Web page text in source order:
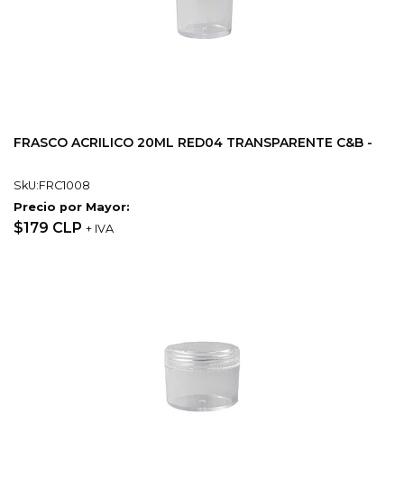
FRASCO ACRILICO 20ML RED04 TRANSPARENTE C&B -
SkU:FRC1008
Precio por Mayor:
$179 CLP + IVA